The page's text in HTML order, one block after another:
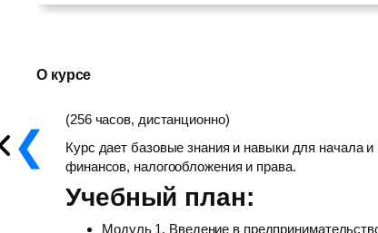
О курсе
(256 часов, дистанционно)
Курс дает базовые знания и навыки для начала
финансов, налогообложения и права.
Учебный план:
Модуль 1. Введение в